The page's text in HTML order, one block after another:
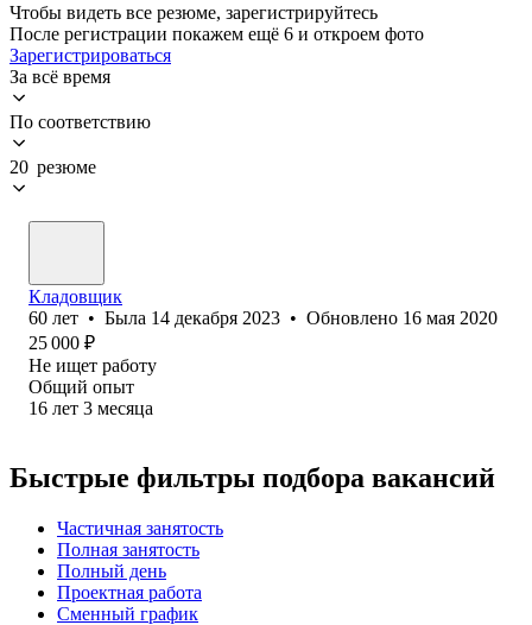
Чтобы видеть все резюме, зарегистрируйтесь
После регистрации покажем ещё 6 и откроем фото
Зарегистрироваться
За всё время
По соответствию
20 резюме
Кладовщик
60 лет • Была 14 декабря 2023 • Обновлено 16 мая 2020
25 000 ₽
Не ищет работу
Общий опыт
16 лет 3 месяца
Быстрые фильтры подбора вакансий
Частичная занятость
Полная занятость
Полный день
Проектная работа
Сменный график